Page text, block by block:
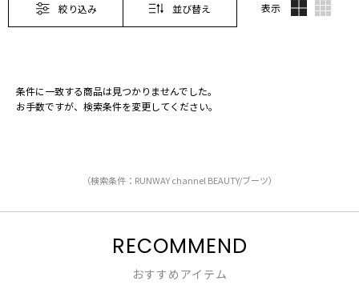
絞り込み 並び替え 表示
条件に一致する商品は見つかりませんでした。
お手数ですが、検索条件を変更してください。
（検索条件：RUNWAY channel BEAUTY/ブーツ）
RECOMMEND
おすすめアイテム